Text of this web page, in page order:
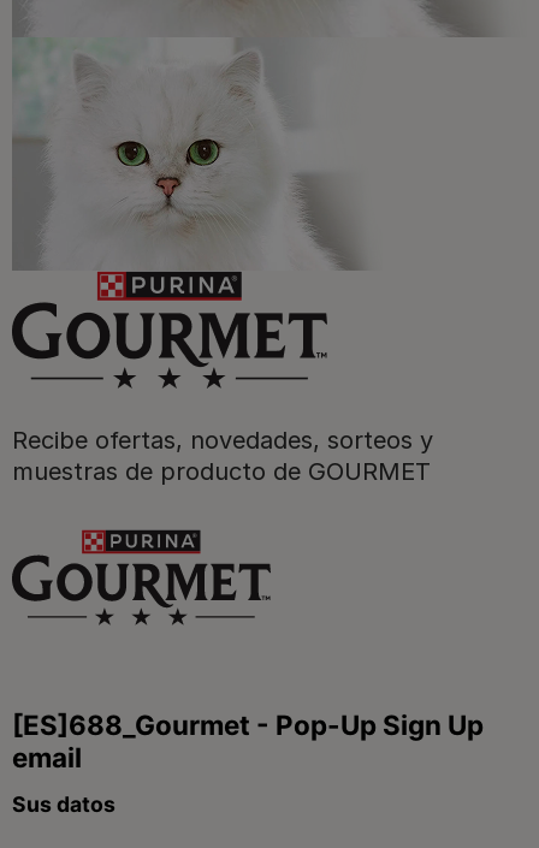
Recibe ofertas, novedades, sorteos y
muestras de producto de GOURMET
Para nuestros socios
Contacta
Síguenos